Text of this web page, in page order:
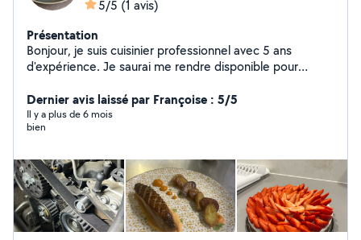
5/5 (1 avis)
Présentation
Bonjour, je suis cuisinier professionnel avec 5 ans
d'expérience. Je saurai me rendre disponible pour
pas professionnel mais j'aime rendre service et je peux
aider pour de la petite mécanique automobile, du
jardinage, des déménagements etc.
Dernier avis laissé par Françoise : 5/5
Il y a plus de 6 mois
bien